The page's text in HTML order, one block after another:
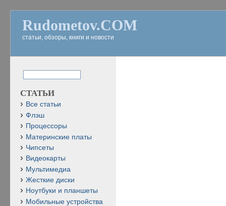
Rudometov.COM
статьи, обзоры, книги и новости
СТАТЬИ
Все статьи
Флэш
Процессоры
Материнские платы
Чипсеты
Видеокарты
Мультимедиа
Жесткие диски
Ноутбуки и планшеты
Мобильные устройства